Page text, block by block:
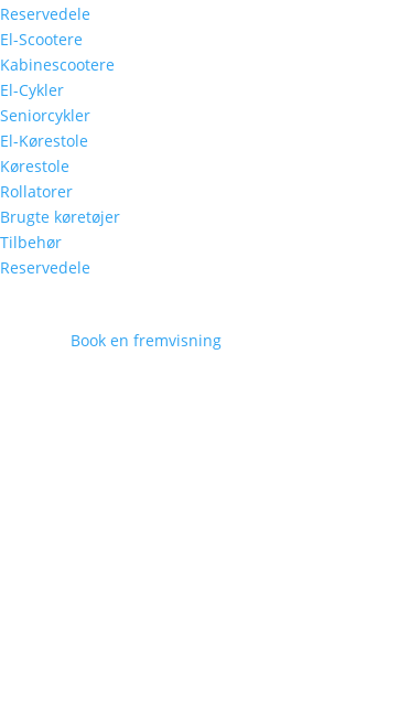
Reservedele
El-Scootere
Kabinescootere
El-Cykler
Seniorcykler
El-Kørestole
Kørestole
Rollatorer
Brugte køretøjer
Tilbehør
Reservedele
Book en fremvisning